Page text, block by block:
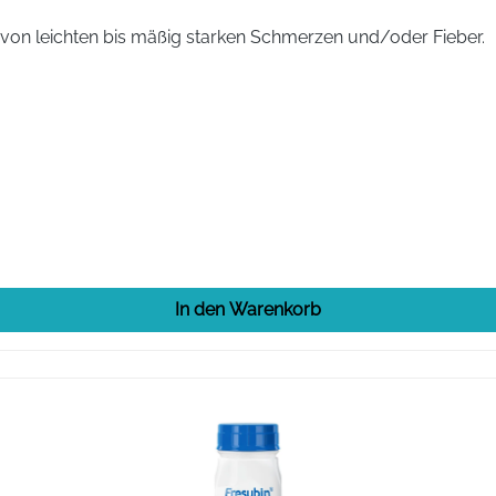
erfolgt die Einnahme der Erstdosis.
Danach soll nach
nicht überschritten werden.
Verordnung undVerlaufsbeobachtung nicht länger
(42,8 mg pro Filmtablette), Mikrokristalline Cellulose,
leichten bis mäßig starken Schmerzen und/oder Fieber.
In den Warenkorb